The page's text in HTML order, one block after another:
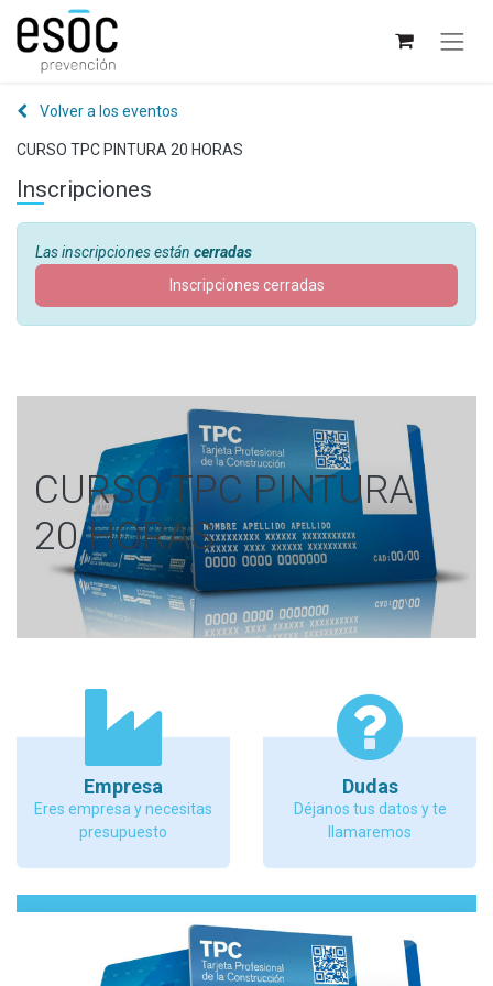
Volver a los eventos
CURSO TPC PINTURA 20 HORAS
Inscripciones
Las inscripciones están cerradas
Inscripciones cerradas
CURSO TPC PINTURA
20 HORAS
Empresa
Eres empresa y necesitas
presupuesto
Dudas
Déjanos tus datos y te
llamaremos